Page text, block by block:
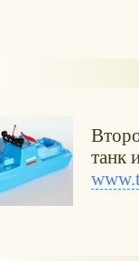
танк